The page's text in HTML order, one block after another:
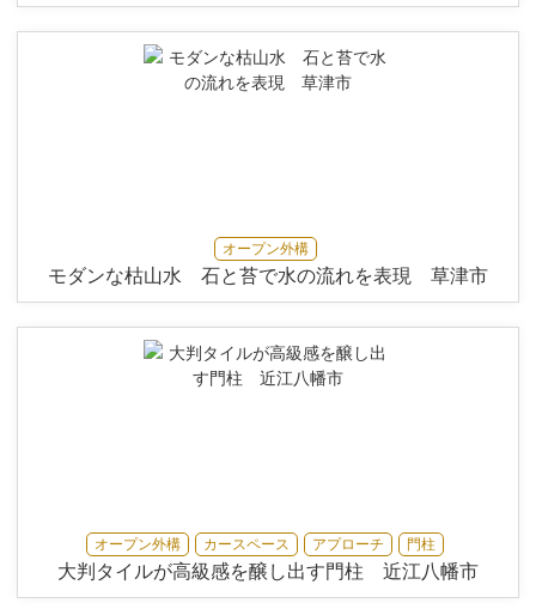
オープン外構
モダンな枯山水 石と苔で水の流れを表現 草津市
オープン外構 カースペース アプローチ 門柱
大判タイルが高級感を醸し出す門柱 近江八幡市